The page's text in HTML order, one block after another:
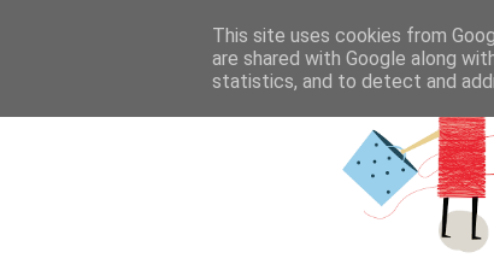
This site uses cookies from
are shared with Google along
statistics, and to detect and